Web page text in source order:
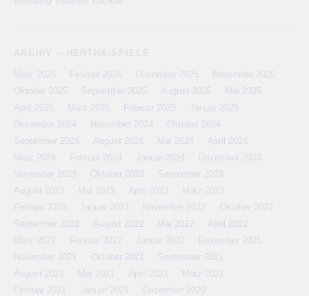
März 2026 Februar 2026 Dezember 2025
November 2025
Oktober 2025
September 2025 August 2025
Mai 2025
April 2025
März 2025 Februar 2025
Januar 2025
Dezember 2024
November 2024
Oktober 2024
September 2024
August 2024 Mai 2024
April 2024
März 2024
Februar 2024 Januar 2024
Dezember 2023
November 2023
Oktober 2023
September 2023
August 2023
Mai 2023 April 2023
März 2023
Februar 2023
Januar 2023 November 2022
Oktober 2022
September 2022
August 2022 Mai 2022
April 2022
März 2022
Februar 2022 Januar 2022
Dezember 2021
November 2021
Oktober 2021
September 2021
August 2021
Mai 2021 April 2021
März 2021
Februar 2021
Januar 2021
Dezember 2020